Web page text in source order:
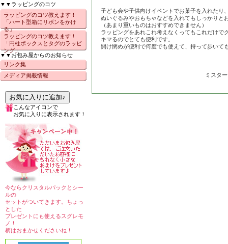
▼▼ラッピングのコツ
ラッピングのコツ教えます！
「ハート型箱にリボンをかけ
る」
ラッピングのコツ教えます！
「円柱ボックスとタグのラッピ
ング」
▼▼お包み屋からのお知らせ
リンク集
メディア掲載情報
お気に入りに追加♪
こんなアイコンで
お気に入りに表示されます！
今ならクリスタルパックとシー
ルの
セットがついてきます。ちょっ
とした
プレゼントにも使えるスグレモ
ノ！
柄はおまかせくださいね！
子ども会や子供向けイベントでお菓子を入れたり
ぬいぐるみやおもちゃなどを入れてもしっかりと
（あまり重いものはおすすめできません）
ラッピングをあれこれ考えなくってもこれだけで
キマるのでとても便利です。
開け閉めが便利で何度でも使えて、持って歩いて
ミスタ